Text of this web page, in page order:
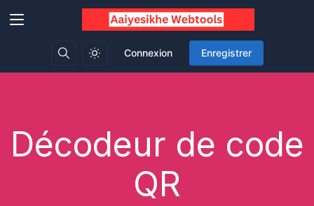
Connexion Enregistrer
Décodeur de code
QR